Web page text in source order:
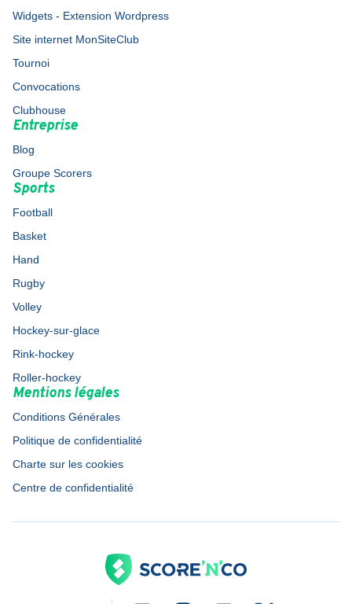
Widgets - Extension Wordpress
Site internet MonSiteClub
Tournoi
Convocations
Clubhouse
Entreprise
Blog
Groupe Scorers
Sports
Football
Basket
Hand
Rugby
Volley
Hockey-sur-glace
Rink-hockey
Roller-hockey
Mentions légales
Conditions Générales
Politique de confidentialité
Charte sur les cookies
Centre de confidentialité